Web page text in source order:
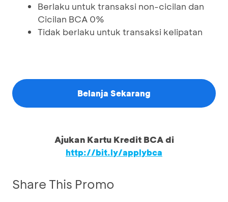
Berlaku untuk transaksi non-cicilan dan
Cicilan BCA 0%
Tidak berlaku untuk transaksi kelipatan
Belanja Sekarang
Ajukan Kartu Kredit BCA di
http://bit.ly/applybca
Share This Promo